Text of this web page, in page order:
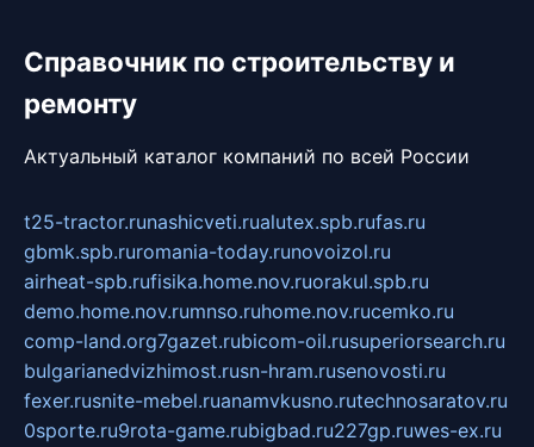
Справочник по строительству и
ремонту
Актуальный каталог компаний по всей России
t25-tractor.runashicveti.rualutex.spb.rufas.ru
gbmk.spb.ruromania-today.runovoizol.ru
airheat-spb.rufisika.home.nov.ruorakul.spb.ru
demo.home.nov.rumnso.ruhome.nov.rucemko.ru
comp-land.org7gazet.rubicom-oil.rusuperiorsearch.ru
bulgarianedvizhimost.rusn-hram.rusenovosti.ru
fexer.rusnite-mebel.ruanamvkusno.rutechnosaratov.ru
0sporte.ru9rota-game.rubigbad.ru227gp.ruwes-ex.ru